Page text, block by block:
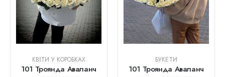
КВІТИ У КОРОБКАХ
101 Троянда Аваланч
БУКЕТИ
101 Троянда Аваланч